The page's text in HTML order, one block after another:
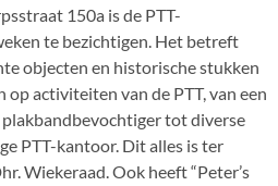
150a is de PTT-
te bezichtigen. Het betreft
objecten en historische stukken
activiteiten van de PTT, van een
tot diverse
PTT-kantoor. Dit alles is ter
Wiekeraad. Ook heeft “Peter’s